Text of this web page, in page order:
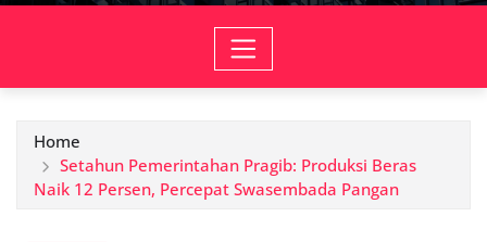
Home
Setahun Pemerintahan Pragib: Produksi Beras
Naik 12 Persen, Percepat Swasembada Pangan